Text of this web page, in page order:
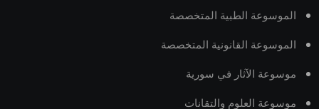
الموسوعة الطبية المتخصصة
الموسوعة القانونية المتخصصة
موسوعة الآثار في سورية
موسوعة العلوم والتقانات